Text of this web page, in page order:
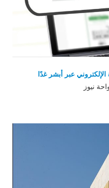
عبر أبشر غدًا
نيوز